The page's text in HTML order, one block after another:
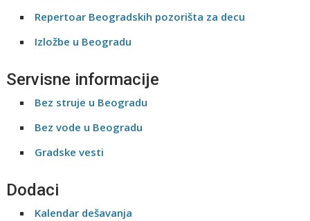
Repertoar Beogradskih pozorišta za decu
Izložbe u Beogradu
Servisne informacije
Bez struje u Beogradu
Bez vode u Beogradu
Gradske vesti
Dodaci
Kalendar dešavanja